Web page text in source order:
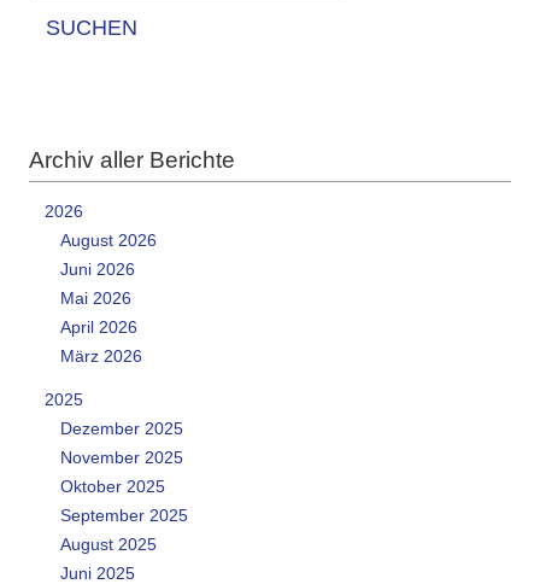
SUCHEN
Archiv aller Berichte
2026
August 2026
Juni 2026
Mai 2026
April 2026
März 2026
2025
Dezember 2025
November 2025
Oktober 2025
September 2025
August 2025
Juni 2025